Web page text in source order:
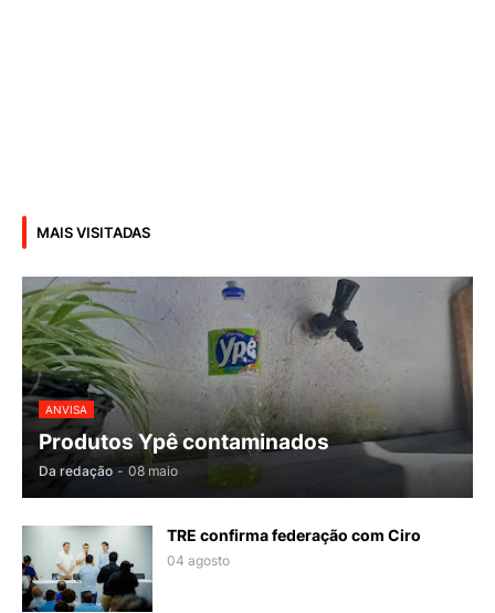
MAIS VISITADAS
ANVISA
Produtos Ypê contaminados
Da redação - 08 maio
TRE confirma federação com Ciro
04 agosto